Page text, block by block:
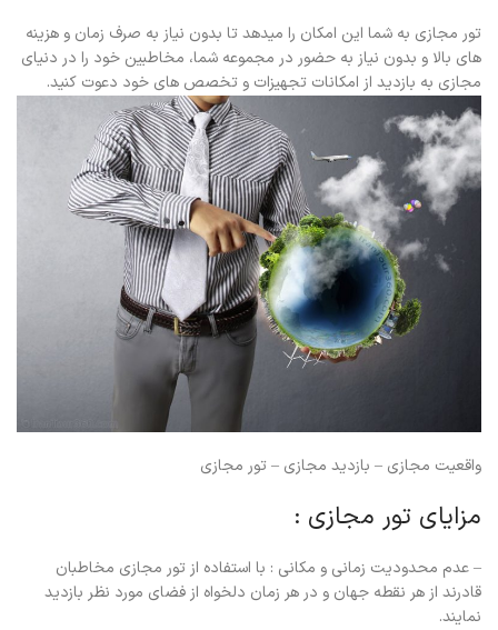
تور مجازی به شما این امکان را میدهد تا بدون نیاز به صرف زمان و هزینه
های بالا و بدون نیاز به حضور در مجموعه شما، مخاطبین خود را در دنیای
مجازی به بازدید از امکانات تجهیزات و تخصص های خود دعوت کنید.
واقعیت مجازی – بازدید مجازی – تور مجازی
مزایای تور مجازی :
– عدم محدودیت زمانی و مکانی : با استفاده از تور مجازی مخاطبان
قادرند از هر نقطه جهان و در هر زمان دلخواه از فضای مورد نظر بازدید
نمایند.